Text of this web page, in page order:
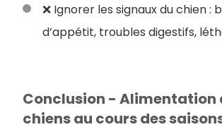
❌ Ignorer les signaux du chien :
d’appétit, troubles digestifs,
Conclusion - Alimentation
chiens au cours des